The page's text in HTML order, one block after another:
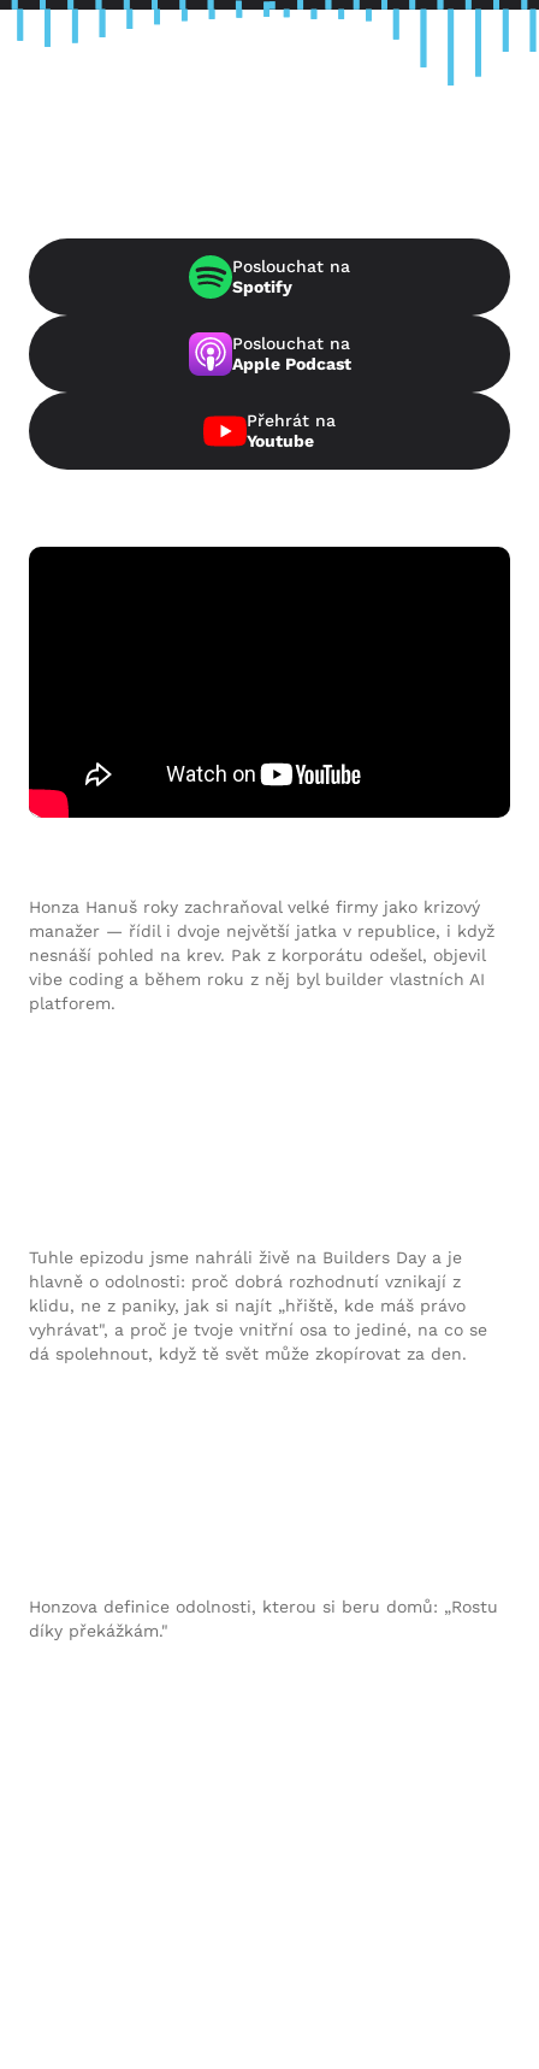
Poslouchat na
Spotify
Poslouchat na
Apple Podcast
Přehrát na
Youtube
Honza Hanuš roky zachraňoval velké firmy jako krizový
manažer — řídil i dvoje největší jatka v republice, i když
nesnáší pohled na krev. Pak z korporátu odešel, objevil
vibe coding a během roku z něj byl builder vlastních AI
platforem.
Tuhle epizodu jsme nahráli živě na Builders Day a je
hlavně o odolnosti: proč dobrá rozhodnutí vznikají z
klidu, ne z paniky, jak si najít „hřiště, kde máš právo
vyhrávat", a proč je tvoje vnitřní osa to jediné, na co se
dá spolehnout, když tě svět může zkopírovat za den.
Honzova definice odolnosti, kterou si beru domů: „Rostu
díky překážkám."